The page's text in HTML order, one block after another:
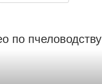
по пчеловодству